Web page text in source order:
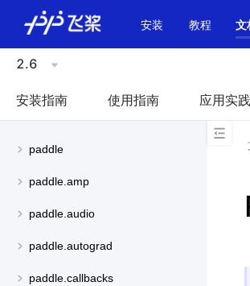
安装 教程 文
2.6
安装指南 使用指南 应用实践
paddle
paddle.amp
paddle.audio
paddle.autograd
paddle.callbacks